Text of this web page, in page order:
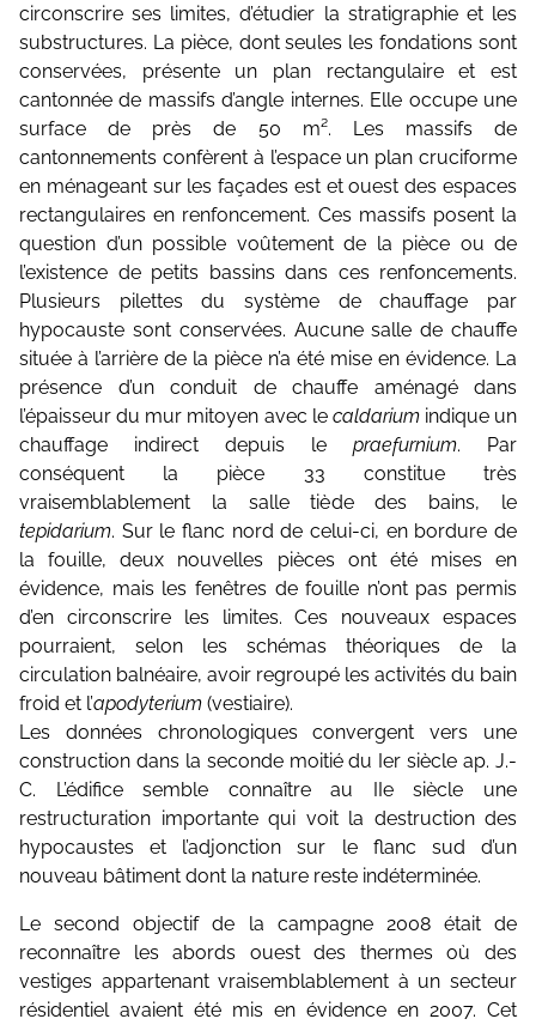
circonscrire ses limites, d’étudier la stratigraphie et les
substructures. La pièce, dont seules les fondations sont
conservées, présente un plan rectangulaire et est
cantonnée de massifs d’angle internes. Elle occupe une
surface de près de 50 m². Les massifs de
cantonnements confèrent à l’espace un plan cruciforme
en ménageant sur les façades est et ouest des espaces
rectangulaires en renfoncement. Ces massifs posent la
question d’un possible voûtement de la pièce ou de
l’existence de petits bassins dans ces renfoncements.
Plusieurs pilettes du système de chauffage par
hypocauste sont conservées. Aucune salle de chauffe
située à l’arrière de la pièce n’a été mise en évidence. La
présence d’un conduit de chauffe aménagé dans
l’épaisseur du mur mitoyen avec le caldariumindique un
chauffage indirect depuis le praefurnium. Par
conséquent la pièce 33 constitue très
vraisemblablement la salle tiède des bains, le
tepidarium. Sur le flanc nord de celui-ci, en bordure de
la fouille, deux nouvelles pièces ont été mises en
évidence, mais les fenêtres de fouille n’ont pas permis
d’en circonscrire les limites. Ces nouveaux espaces
pourraient, selon les schémas théoriques de la
circulation balnéaire, avoir regroupé les activités du bain
froid et l’apodyterium (vestiaire).
Les données chronologiques convergent vers une
construction dans la seconde moitié du Ier siècle ap. J.-
C. L’édifice semble connaître au IIe siècle une
restructuration importante qui voit la destruction des
hypocaustes et l’adjonction sur le flanc sud d’un
nouveau bâtiment dont la nature reste indéterminée.
Le second objectif de la campagne 2008 était de
reconnaître les abords ouest des thermes où des
vestiges appartenant vraisemblablement à un secteur
résidentiel avaient été mis en évidence en 2007. Cet